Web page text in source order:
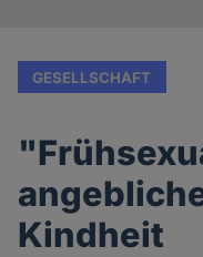
GESELLSCHAFT
Kindheit